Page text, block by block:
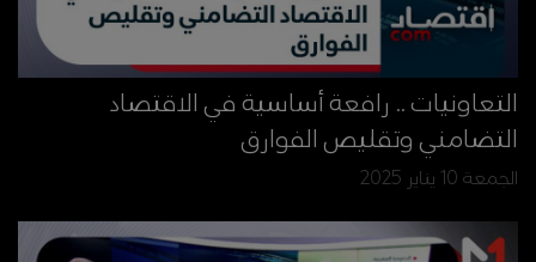
التعاونيات .. رافعة أساسية في الاقتصاد
التضامني وتقليص الفوارق
الجمعة 10 يناير 2025